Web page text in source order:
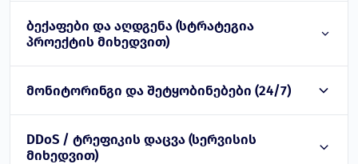
ბექაფები და აღდგენა (სტრატეგია
პროექტის მიხედვით)
მონიტორინგი და შეტყობინებები (24/7)
DDoS / ტრეფიკის დაცვა (სერვისის
მიხედვით)